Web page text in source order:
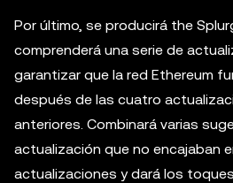
Por último, se producirá the
comprenderá una serie de
garantizar que la red Ethereum
después de las cuatro
anteriores. Combinará varias
actualización que no encajaban
actualizaciones y dará los